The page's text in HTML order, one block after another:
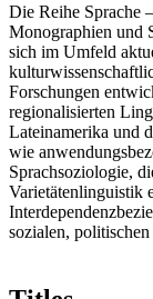
Die Reihe Sprache
Monographien und
sich im Umfeld
Forschungen
regionalisierten
Lateinamerika und
wie
Sprachsoziologie,
Varietätenlinguistik
sozialen,